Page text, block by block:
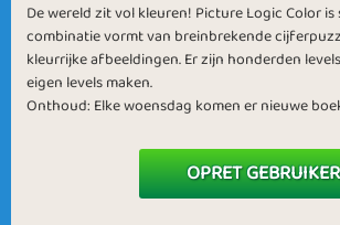
De wereld zit vol kleuren! Picture Logic Color is
combinatie vormt van breinbrekende
kleurrijke afbeeldingen. Er zijn honderden
eigen levels maken.
Onthoud: Elke woensdag komen er nieuwe
OPRET GEBRUIKER